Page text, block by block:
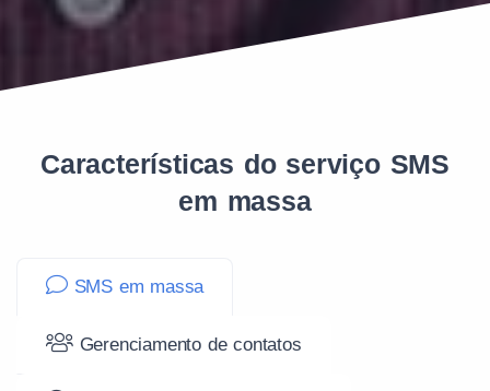
Características do serviço SMS
em massa
SMS em massa
Gerenciamento de contatos